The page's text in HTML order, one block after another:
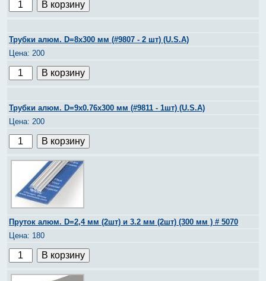
Трубки алюм. D=8х300 мм (#9807 - 2 шт) (U.S.A)
200
Трубки алюм. D=9х0.76х300 мм (#9811 - 1шт) (U.S.A)
200
Пруток алюм. D=2,4 мм (2шт) и 3.2 мм (2шт) (300 мм ) # 5070
180